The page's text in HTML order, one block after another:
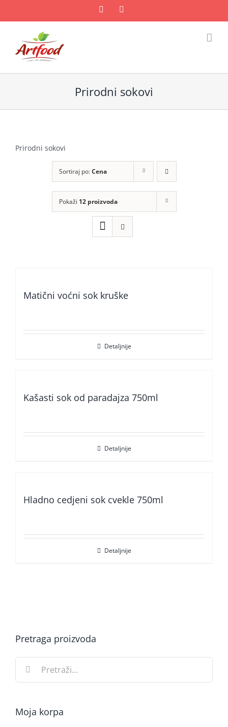
Facebook
Prirodni sokovi
Prirodni sokovi
Sortiraj po:Cena
Pokaži 12 proizvoda
Matični voćni sok kruške
Detaljnije
Kašasti sok od paradajza 750ml
Detaljnije
Hladno cedjeni sok cvekle 750ml
Detaljnije
Pretraga proizvoda
Search
for:
Moja korpa